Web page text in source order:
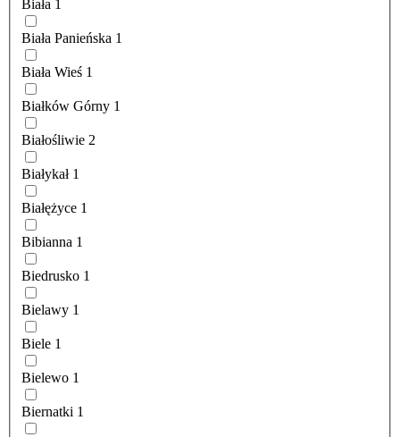
Biała 1
Biała Panieńska 1
Biała Wieś 1
Białków Górny 1
Białośliwie 2
Białykał 1
Białężyce 1
Bibianna 1
Biedrusko 1
Bielawy 1
Biele 1
Bielewo 1
Biernatki 1